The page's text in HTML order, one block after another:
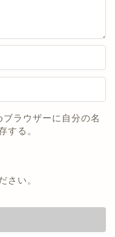
ラウザーに自分の名
する。
さい。